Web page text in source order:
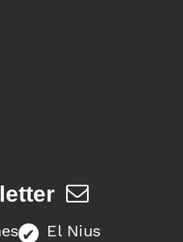
El Nius